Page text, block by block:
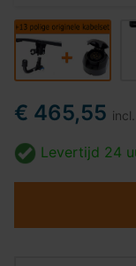
€ 465,55
Levertijd 24